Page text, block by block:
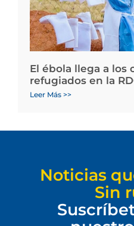
El ébola llega a los
refugiados en la
Leer Más >>
Noticias
Sin